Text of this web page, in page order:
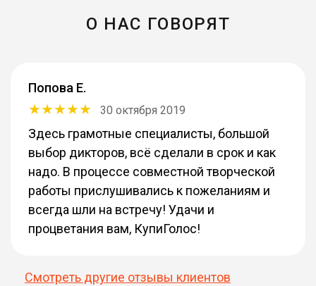
О НАС ГОВОРЯТ
Попова Е.
30 октября 2019
Здесь грамотные специалисты, большой
выбор дикторов, всё сделали в срок и как
надо. В процессе совместной творческой
работы прислушивались к пожеланиям и
всегда шли на встречу! Удачи и
процветания вам, КупиГолос!
Смотреть другие отзывы клиентов